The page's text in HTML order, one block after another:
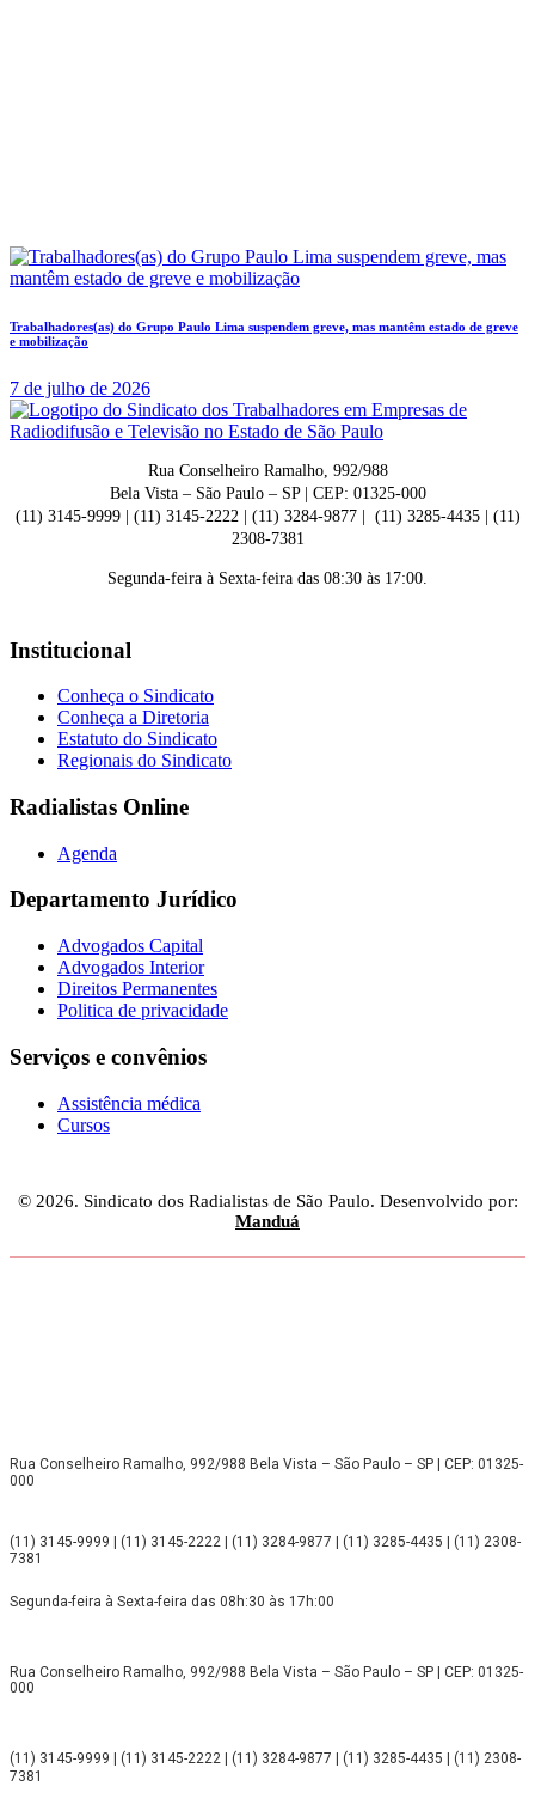
Trabalhadores(as) do Grupo Paulo Lima suspendem greve, mas mantêm estado de greve
e mobilização
7 de julho de 2026
Rua Conselheiro Ramalho, 992/988
Bela Vista – São Paulo – SP | CEP: 01325-000
(11) 3145-9999 | (11) 3145-2222 | (11) 3284-9877 | (11) 3285-4435 | (11)
2308-7381
Segunda-feira à Sexta-feira das 08:30 às 17:00.
Institucional
Conheça o Sindicato
Conheça a Diretoria
Estatuto do Sindicato
Regionais do Sindicato
Radialistas Online
Agenda
Departamento Jurídico
Advogados Capital
Advogados Interior
Direitos Permanentes
Politica de privacidade
Serviços e convênios
Assistência médica
Cursos
© 2026. Sindicato dos Radialistas de São Paulo. Desenvolvido por:
Manduá
Rua Conselheiro Ramalho, 992/988 Bela Vista – São Paulo – SP | CEP: 01325-
000
(11) 3145-9999 | (11) 3145-2222 | (11) 3284-9877 | (11) 3285-4435 | (11) 2308-
7381
Segunda-feira à Sexta-feira das 08h:30 às 17h:00
Rua Conselheiro Ramalho, 992/988 Bela Vista – São Paulo – SP | CEP: 01325-
000
(11) 3145-9999 | (11) 3145-2222 | (11) 3284-9877 | (11) 3285-4435 | (11) 2308-
7381